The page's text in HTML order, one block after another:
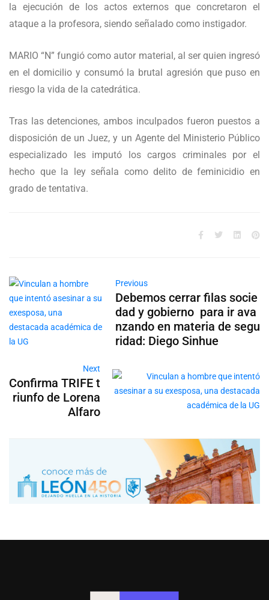
la ejecución de los actos externos que concretaron el
ataque a la profesora, siendo señalado como instigador.
MARIO “N” fungió como autor material, al ser quien ingresó
en el domicilio y consumó la brutal agresión que puso en
riesgo la vida de la catedrática.
Tras las detenciones, ambos inculpados fueron puestos a
disposición de un Juez, y un Agente del Ministerio Público
especializado les imputó los cargos criminales por el
hecho que la ley señala como delito de feminicidio en
grado de tentativa.
Previous
Debemos cerrar filas socie
dad y gobierno para ir ava
nzando en materia de segu
ridad: Diego Sinhue
Next
Confirma TRIFE t
riunfo de Lorena
Alfaro